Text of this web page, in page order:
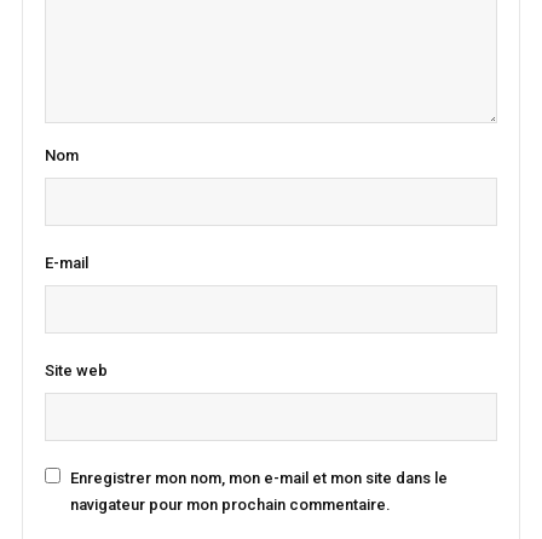
Nom
E-mail
Site web
Enregistrer mon nom, mon e-mail et mon site dans le
navigateur pour mon prochain commentaire.